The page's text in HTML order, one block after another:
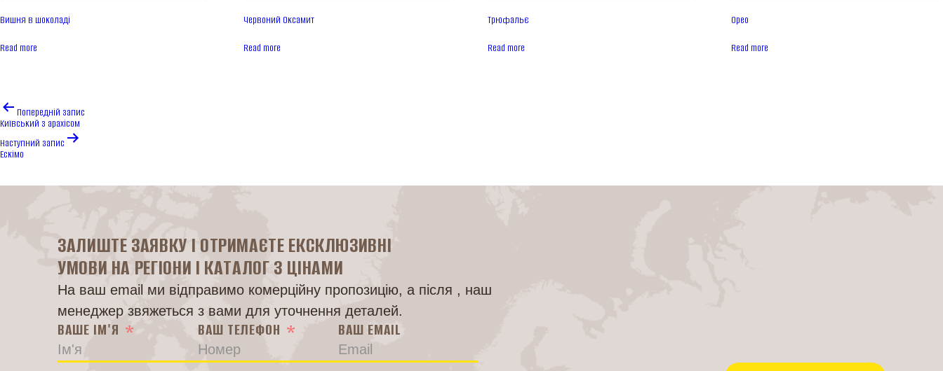
Вишня в шоколаді
Read more
Червоний Оксамит
Read more
Трюфальє
Read more
Орео
Read more
Навігація
записівПопередній запис
Київський з арахісом
Наступний запис
Ескімо
ЗАЛИШТЕ ЗАЯВКУ І ОТРИМАЄТЕ ЕКСКЛЮЗИВНІ
УМОВИ НА РЕГІОНИ І КАТАЛОГ З ЦІНАМИ
На ваш email ми відправимо комерційну пропозицію, а після , наш
менеджер звяжеться з вами для уточнення деталей.
ВАШЕ ІМ'Я ВАШ ТЕЛЕФОН ВАШ EMAIL